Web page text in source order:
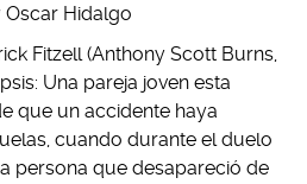
Oscar Hidalgo
Fitzell (Anthony Scott Burns,
Una pareja joven esta
que un accidente haya
cuando durante el duelo
persona que desapareció de